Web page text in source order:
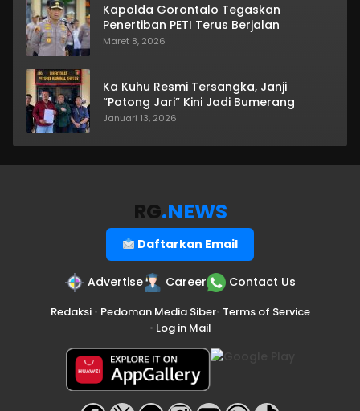
Kapolda Gorontalo Tegaskan
Penertiban PETI Terus Berjalan
Maret 8, 2026
Ka Kuhu Resmi Tersangka, Janji
“Potong Jari” Kini Jadi Bumerang
Januari 13, 2026
RG.NEWS
Daftarkan Email
Advertise Career Contact Us
Redaksi• Pedoman Media Siber• Terms of Service
• Log in Mail